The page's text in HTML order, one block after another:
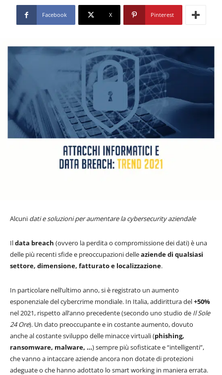
Facebook X Pinterest
Alcuni dati e soluzioni per aumentare la cybersecurity aziendale
Ildata breach (ovvero la perdita o compromissione dei dati) è una
delle più recenti sfide e preoccupazioni delleaziende di qualsiasi
settore, dimensione, fatturato e localizzazione.
In particolare nell’ultimo anno, si è registrato un aumento
esponenziale del cybercrime mondiale. In Italia, addirittura del+50%
nel 2021, rispetto all’anno precedente (secondo uno studio de Il Sole
24 Ore). Un dato preoccupante e in costante aumento, dovuto
anche al costante sviluppo delle minacce virtuali (phishing,
ransomware, malware, …) sempre più sofisticate e “intelligenti”,
che vanno a intaccare aziende ancora non dotate di protezioni
adeguate o che hanno adottato lo smart working in maniera errata.